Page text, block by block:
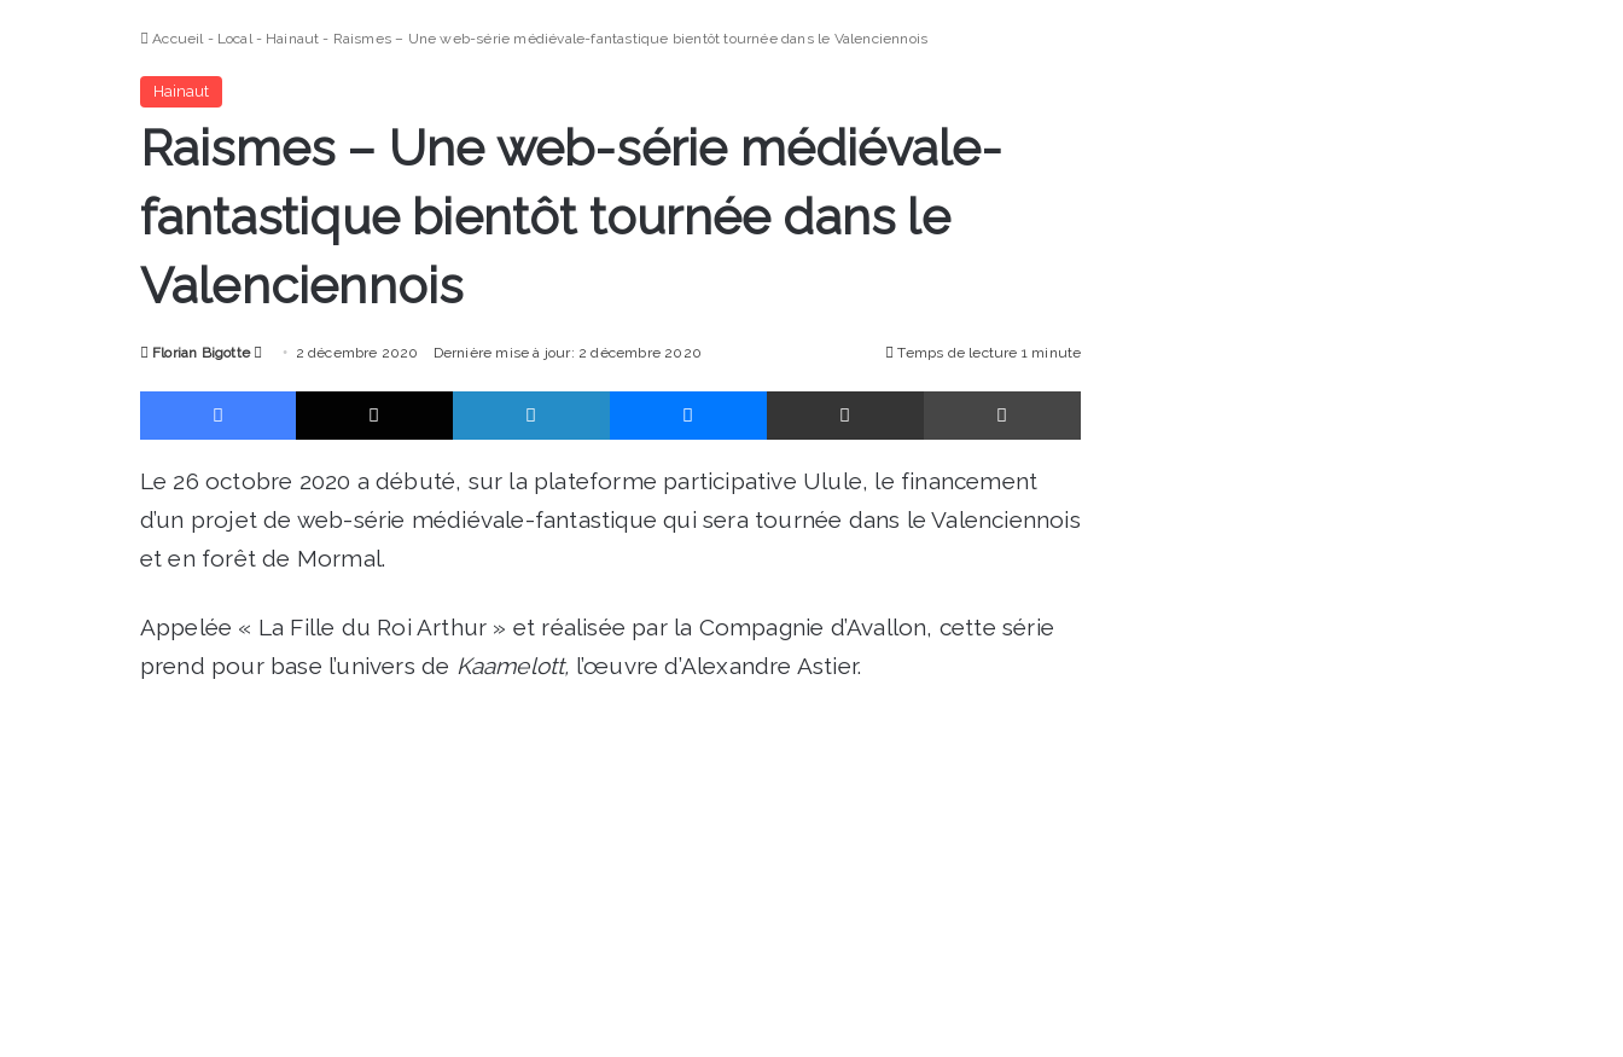
Accueil - Local - Hainaut - Raismes – Une web-série médiévale-fantastique bientôt tournée dans le Valenciennois
Hainaut
Raismes – Une web-série médiévale-
fantastique bientôt tournée dans le
Valenciennois
Florian Bigotte
Envoyer2 décembre 2020 Dernière mise à jour: 2 décembre 2020 Temps de lecture 1 minute
Facebook X Linkedin Messenger Partager par email Imprimer
Le 26 octobre 2020 a débuté, sur la plateforme participative Ulule, le financement
d’un projet de web-série médiévale-fantastique qui sera tournée dans le Valenciennois
et en forêt de Mormal.
Appelée « La Fille du Roi Arthur » et réalisée par la Compagnie d’Avallon, cette série
prend pour base l’univers de Kaamelott, l’œuvre d’Alexandre Astier.